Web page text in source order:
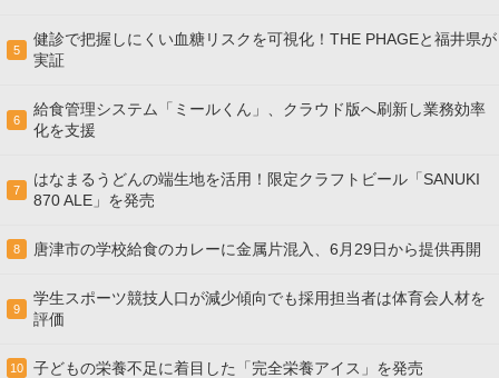
5
健診で把握しにくい血糖リスクを可視化！THE PHAGEと福井県が
実証
6
給食管理システム「ミールくん」、クラウド版へ刷新し業務効率
化を支援
7
はなまるうどんの端生地を活用！限定クラフトビール「SANUKI
870 ALE」を発売
8 唐津市の学校給食のカレーに金属片混入、6月29日から提供再開
9
学生スポーツ競技人口が減少傾向でも採用担当者は体育会人材を
評価
10 子どもの栄養不足に着目した「完全栄養アイス」を発売